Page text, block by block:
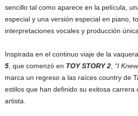
sencillo tal como aparece en la película,
especial y una versión especial en piano,
interpretaciones vocales y producción
Inspirada en el continuo viaje de la
5 , que comenzó en TOY STORY 2 “I
marca un regreso a las raíces country de
estilos que han definido su exitosa carrera
artista.